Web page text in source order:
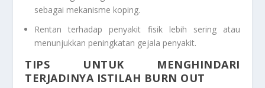
sebagai mekanisme koping.
Rentan terhadap penyakit fisik lebih sering atau
menunjukkan peningkatan gejala penyakit.
TIPS UNTUK MENGHINDARI
TERJADINYA ISTILAH BURN OUT